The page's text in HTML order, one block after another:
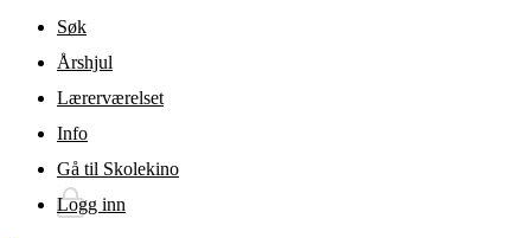
Gå til hovedinnhold
Søk
Årshjul
Lærerværelset
Info
Gå til Skolekino
Logg inn